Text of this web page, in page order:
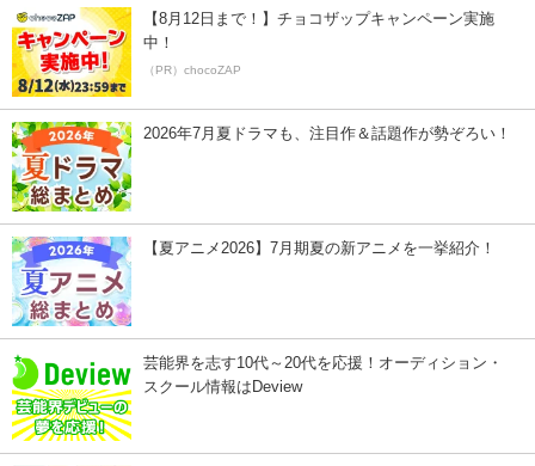
【8月12日まで！】チョコザップキャンペーン実施
中！
（PR）chocoZAP
2026年7月夏ドラマも、注目作＆話題作が勢ぞろい！
【夏アニメ2026】7月期夏の新アニメを一挙紹介！
芸能界を志す10代～20代を応援！オーディション・
スクール情報はDeview